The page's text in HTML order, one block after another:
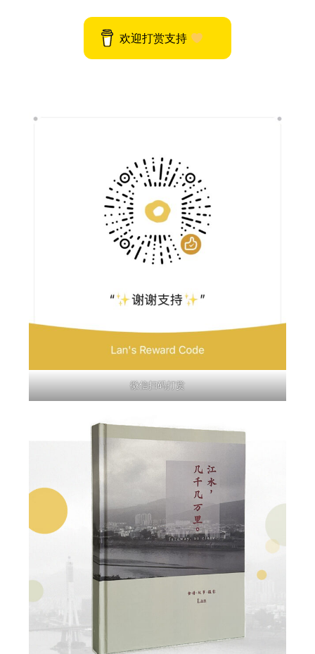
欢迎打赏支持
微信扫码打赏